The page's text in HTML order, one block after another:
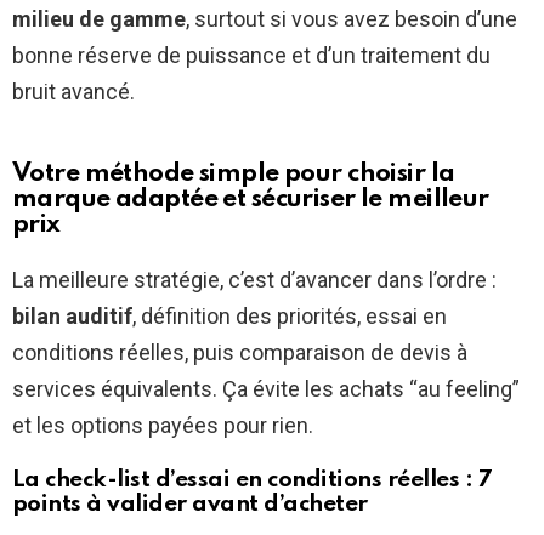
milieu de gamme, surtout si vous avez besoin d’une
bonne réserve de puissance et d’un traitement du
bruit avancé.
Votre méthode simple pour choisir la
marque adaptée et sécuriser le meilleur
prix
La meilleure stratégie, c’est d’avancer dans l’ordre :
bilan auditif, définition des priorités, essai en
conditions réelles, puis comparaison de devis à
services équivalents. Ça évite les achats “au feeling”
et les options payées pour rien.
La check-list d’essai en conditions réelles : 7
points à valider avant d’acheter